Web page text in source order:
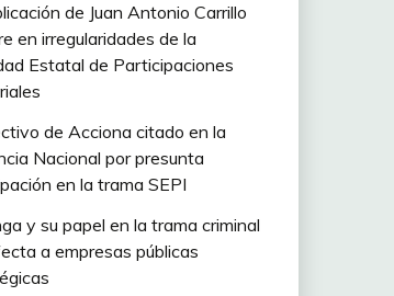
de Juan Antonio Carrillo
en irregularidades de la
Estatal de Participaciones
de Acciona citado en la
Nacional por presunta
en la trama SEPI
y su papel en la trama criminal
a empresas públicas